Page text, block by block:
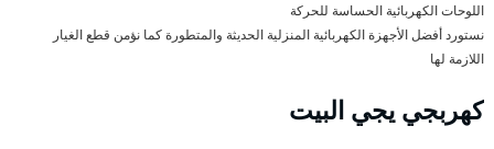
اللوحات الكهربائية الحساسة للحركة
نستورد أفضل الأجهزة الكهربائية المنزلية الحديثة والمتطورة كما نؤمن قطع الغيار
اللازمة لها
كهربجي يجي البيت